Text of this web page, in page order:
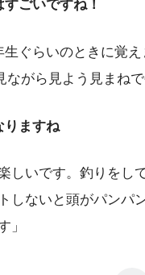
ごいですね！
ぐらいのときに覚
ながら見よう見まね
りますね
しいです。釣りをし
しないと頭がパンパ
」